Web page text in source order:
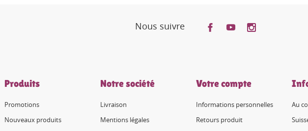
Nous suivre
Produits
Promotions
Nouveaux produits
Notre société
Livraison
Mentions légales
Votre compte
Informations personnelles
Retours produit
Au